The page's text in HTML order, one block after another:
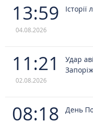
13:59
04.08.2026
11:21
02.08.2026
Удар
08:18 День